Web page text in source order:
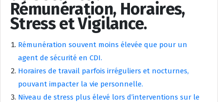
Rémunération, Horaires,
Stress et Vigilance.
Rémunération souvent moins élevée que pour un
agent de sécurité en CDI.
Horaires de travail parfois irréguliers et nocturnes,
pouvant impacter la vie personnelle.
Niveau de stress plus élevé lors d’interventions sur le